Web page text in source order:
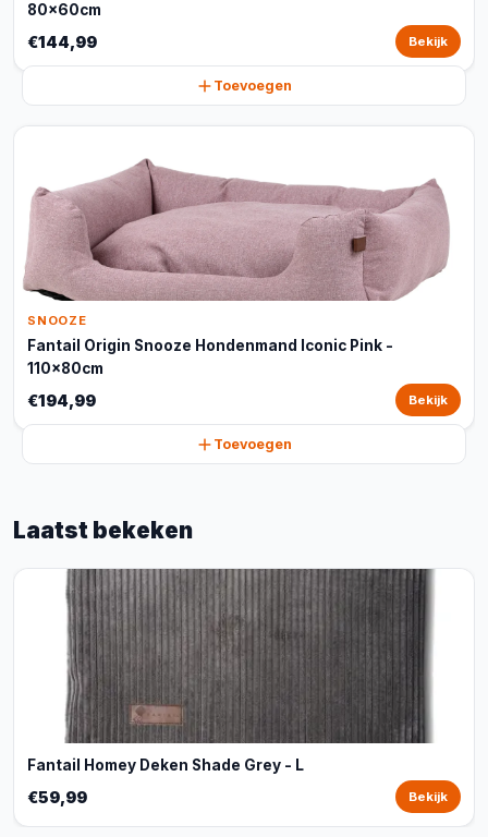
80x60cm
€144,99 Bekijk
Toevoegen
SNOOZE
Fantail Origin Snooze Hondenmand Iconic Pink -
110x80cm
€194,99 Bekijk
Toevoegen
Laatst bekeken
Fantail Homey Deken Shade Grey - L
€59,99 Bekijk